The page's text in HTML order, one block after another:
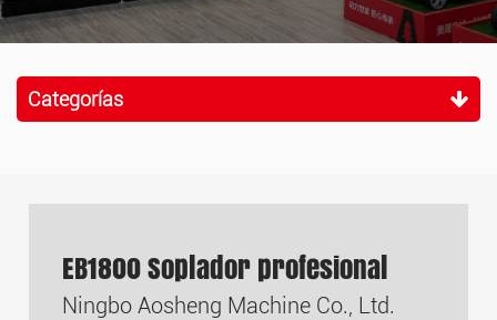
Categorías
EB1800 Soplador profesional
Ningbo Aosheng Machine Co., Ltd.